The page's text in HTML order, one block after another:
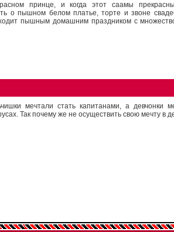
принце, и когда этот саамы
о пышном белом платье, торте и звоне
пышным домашним праздником с
мечтали стать капитанами, а девчонки
Так почему же не осуществить свою мечту в